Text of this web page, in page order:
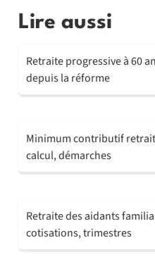
Lire aussi
Retraite progressive à 60
depuis la réforme
Minimum contributif
calcul, démarches
Retraite des aidants
cotisations, trimestres